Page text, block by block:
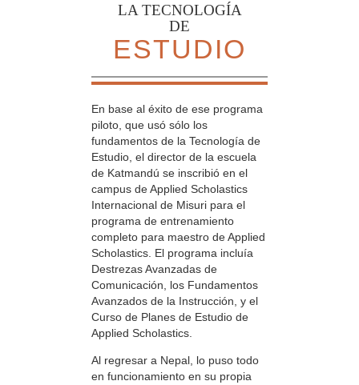
LA TECNOLOGÍA
DE
ESTUDIO
En base al éxito de ese programa
piloto, que usó sólo los
fundamentos de la Tecnología de
Estudio, el director de la escuela
de Katmandú se inscribió en el
campus de Applied Scholastics
Internacional de Misuri para el
programa de entrenamiento
completo para maestro de Applied
Scholastics. El programa incluía
Destrezas Avanzadas de
Comunicación, los Fundamentos
Avanzados de la Instrucción, y el
Curso de Planes de Estudio de
Applied Scholastics.
Al regresar a Nepal, lo puso todo
en funcionamiento en su propia